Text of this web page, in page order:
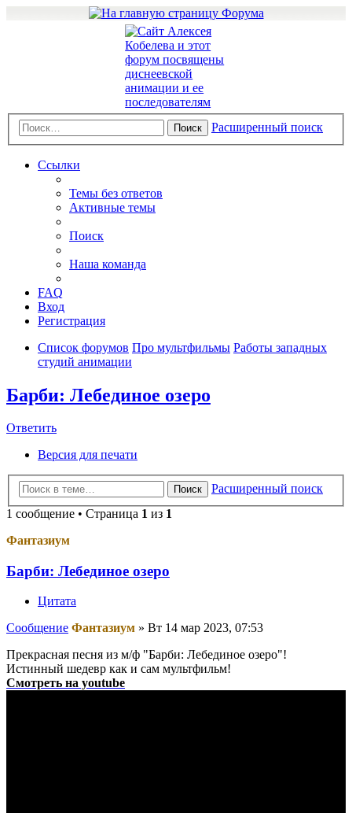
Поиск Расширенный поиск
Ссылки
Темы без ответов
Активные темы
Поиск
Наша команда
FAQ
Вход
Регистрация
Список форумов Про мультфильмы Работы западных
студий анимации
Барби: Лебединое озеро
Ответить
Версия для печати
Поиск
Расширенный поиск
1 сообщение • Страница 1 из 1
Фантазиум
Барби: Лебединое озеро
Цитата
Сообщение Фантазиум » Вт 14 мар 2023, 07:53
Прекрасная песня из м/ф "Барби: Лебединое озеро"!
Истинный шедевр как и сам мультфильм!
Смотреть на youtube